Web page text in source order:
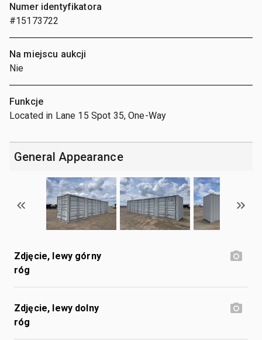
Numer identyfikatora
#15173722
Na miejscu aukcji
Nie
Funkcje
Located in Lane 15 Spot 35, One-Way
General Appearance
Zdjęcie, lewy górny
róg
Zdjęcie, lewy dolny
róg